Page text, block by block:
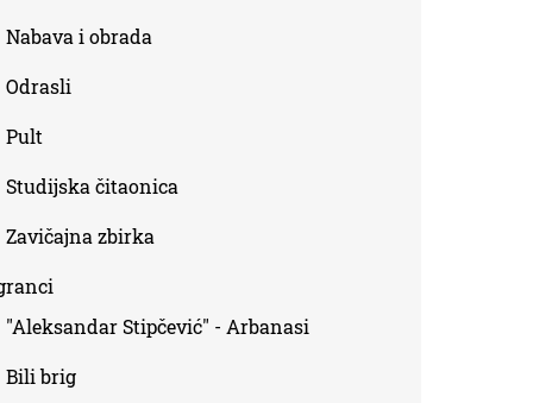
Nabava i obrada
Odrasli
Pult
Studijska čitaonica
Zavičajna zbirka
"Aleksandar Stipčević" - Arbanasi
Bili brig